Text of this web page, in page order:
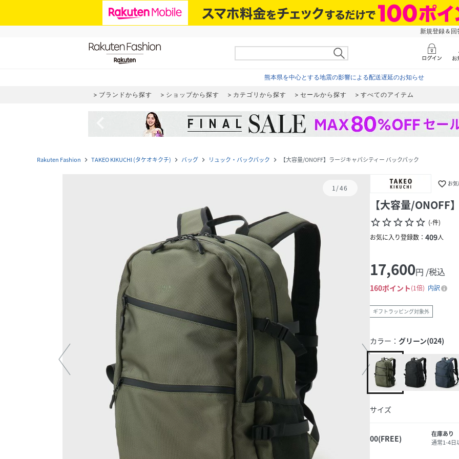
新規登録＆
熊本県を中心とする地震の影響による配送遅延のお知らせ
ブランドから探す ショップから探す カテゴリから探す セールから探す すべてのアイテム
Rakuten Fashion navigate_next TAKEO KIKUCHI (タケオキクチ) navigate_next バッグ navigate_next リュック・バックパック navigate_next 【大容量/ONOFF】ラージキャパシティー バックパック
1/46 favorite_border お
【大容量/ONOFF
star_borderstar_borderstar_borderstar_borderstar_border (-件)
お気に入り登録数： 409人
17,600円 /税込
160ポイント 1倍 内訳
ギフトラッピング対象外
カラー： グリーン(024)
サイズ
00(FREE)
在庫あり
通常1-4日